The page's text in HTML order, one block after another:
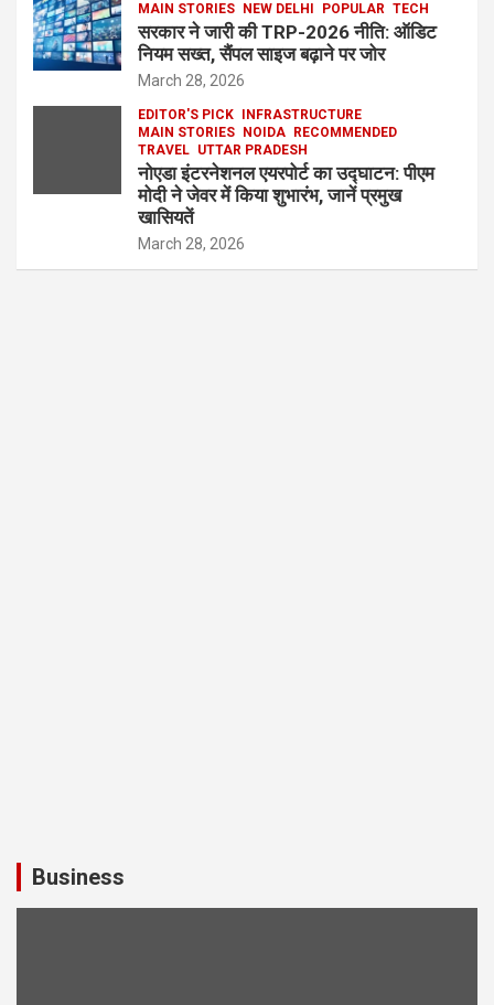
MAIN STORIES
NEW DELHI POPULAR TECH
सरकार ने जारी की TRP-2026 नीति: ऑडिट
नियम सख्त, सैंपल साइज बढ़ाने पर जोर
March 28, 2026
EDITOR'S PICK
INFRASTRUCTURE
MAIN STORIES
NOIDA
RECOMMENDED
TRAVEL UTTAR PRADESH
नोएडा इंटरनेशनल एयरपोर्ट का उद्घाटन: पीएम
मोदी ने जेवर में किया शुभारंभ, जानें प्रमुख
खासियतें
March 28, 2026
Business